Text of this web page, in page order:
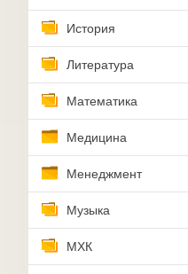
История
Литература
Математика
Медицина
Менеджмент
Музыка
МХК